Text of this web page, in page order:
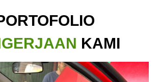
KAMI